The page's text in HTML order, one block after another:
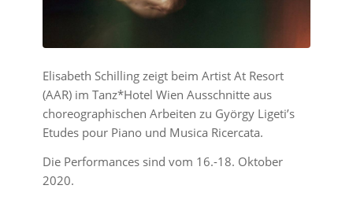
Elisabeth Schilling zeigt beim Artist At Resort
(AAR) im Tanz*Hotel Wien Ausschnitte aus
choreographischen Arbeiten zu György Ligeti’s
Etudes pour Piano und Musica Ricercata.
Die Performances sind vom 16.-18. Oktober
2020.